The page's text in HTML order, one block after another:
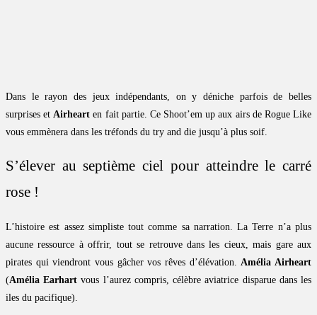
Dans le rayon des jeux indépendants, on y déniche parfois de belles
surprises etAirheart en fait partie. Ce Shoot’em up aux airs de Rogue Like
vous emmènera dans les tréfonds du try and die jusqu’à plus soif.
S’élever au septième ciel pour atteindre le carré
rose !
L’histoire est assez simpliste tout comme sa narration. La Terre n’a plus
aucune ressource à offrir, tout se retrouve dans les cieux, mais gare aux
pirates qui viendront vous gâcher vos rêves d’élévation. Amélia Airheart
(Amélia Earhart vous l’aurez compris, célèbre aviatrice disparue dans les
iles du pacifique).